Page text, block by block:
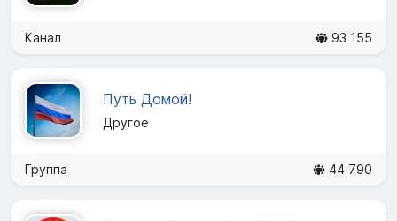
Канал 93 155
Путь Домой!
Другое
Группа 44 790